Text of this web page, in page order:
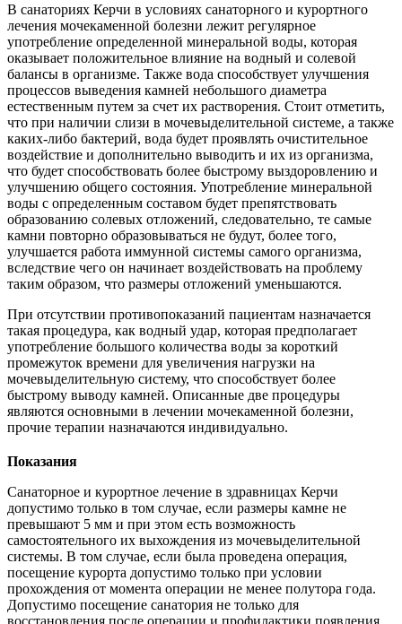
В санаториях Керчи в условиях санаторного и курортного
лечения мочекаменной болезни лежит регулярное
употребление определенной минеральной воды, которая
оказывает положительное влияние на водный и солевой
балансы в организме. Также вода способствует улучшения
процессов выведения камней небольшого диаметра
естественным путем за счет их растворения. Стоит отметить,
что при наличии слизи в мочевыделительной системе, а также
каких-либо бактерий, вода будет проявлять очистительное
воздействие и дополнительно выводить и их из организма,
что будет способствовать более быстрому выздоровлению и
улучшению общего состояния. Употребление минеральной
воды с определенным составом будет препятствовать
образованию солевых отложений, следовательно, те самые
камни повторно образовываться не будут, более того,
улучшается работа иммунной системы самого организма,
вследствие чего он начинает воздействовать на проблему
таким образом, что размеры отложений уменьшаются.
При отсутствии противопоказаний пациентам назначается
такая процедура, как водный удар, которая предполагает
употребление большого количества воды за короткий
промежуток времени для увеличения нагрузки на
мочевыделительную систему, что способствует более
быстрому выводу камней. Описанные две процедуры
являются основными в лечении мочекаменной болезни,
прочие терапии назначаются индивидуально.
Показания
Санаторное и курортное лечение в здравницах Керчи
допустимо только в том случае, если размеры камне не
превышают 5 мм и при этом есть возможность
самостоятельного их выхождения из мочевыделительной
системы. В том случае, если была проведена операция,
посещение курорта допустимо только при условии
прохождения от момента операции не менее полутора года.
Допустимо посещение санатория не только для
восстановления после операции и профилактики появления